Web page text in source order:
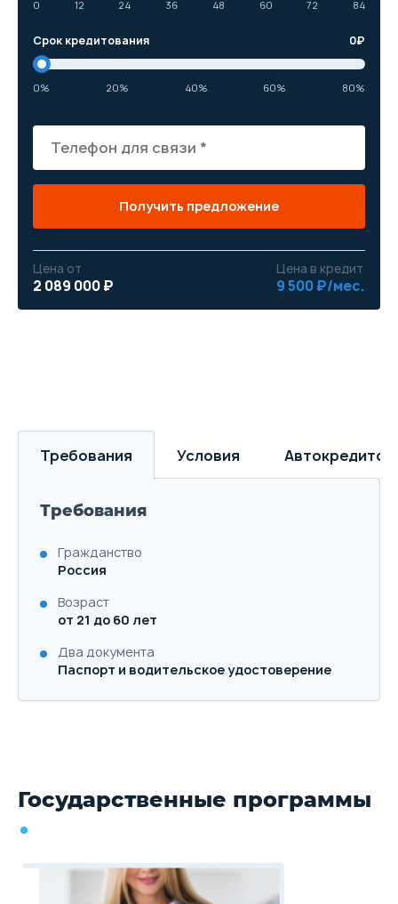
0 12 24 36 48 60 72 84
Срок кредитования 0₽
0% 20% 40% 60% 80%
Получить предложение
Цена от
2 089 000 ₽
Цена в кредит
9 500 ₽/мес.
Требования Условия
Требования
Гражданство
Россия
Возраст
от 21 до 60 лет
Два документа
Паспорт и водительское удостоверение
Государственные программы